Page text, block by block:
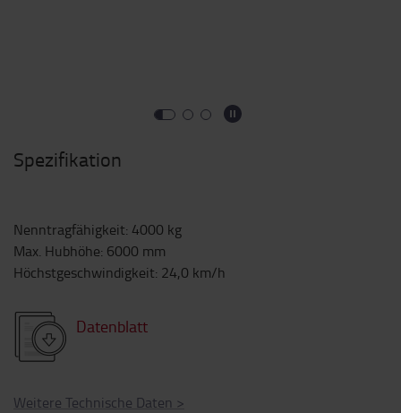
Spezifikation
Nenntragfähigkeit: 4000 kg
Max. Hubhöhe: 6000 mm
Höchstgeschwindigkeit: 24,0 km/h
Datenblatt
Weitere Technische Daten >